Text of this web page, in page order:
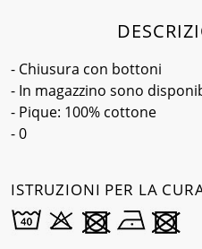
- Chiusura con bottoni
- In magazzino sono
- Pique: 100% cottone
- 0
ISTRUZIONI PER LA